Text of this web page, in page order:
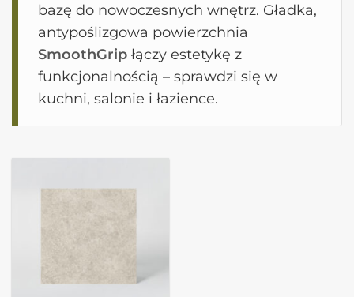
bazę do nowoczesnych wnętrz. Gładka,
antypoślizgowa powierzchnia
SmoothGrip łączy estetykę z
funkcjonalnością – sprawdzi się w
kuchni, salonie i łazience.